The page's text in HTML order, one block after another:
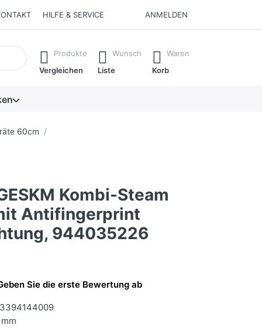
HILFE & SERVICE ANMELDEN
erste Ergebnisse. Drücken Sie die Eingabetaste, um alle
Produkte
Vergleichen
Wunsch
Liste
Waren
Korb
60cm
Kombi-Steam
Antifingerprint
944035226
Sie die erste Bewertung ab